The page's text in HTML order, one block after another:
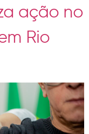
ação no
Rio